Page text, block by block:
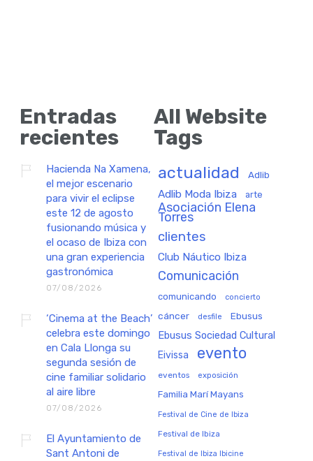
Entradas
recientes
Hacienda Na Xamena,
el mejor escenario
para vivir el eclipse
este 12 de agosto
fusionando música y
el ocaso de Ibiza con
una gran experiencia
gastronómica
07/08/2026
‘Cinema at the Beach’
celebra este domingo
en Cala Llonga su
segunda sesión de
cine familiar solidario
al aire libre
07/08/2026
El Ayuntamiento de
Sant Antoni de
All Website
Tags
actualidad Adlib
Adlib Moda Ibiza arte
Asociación Elena
Torres
clientes
Club Náutico Ibiza
Comunicación
comunicando concierto
cáncer desfile Ebusus
Ebusus Sociedad Cultural
Eivissa evento
eventos exposición
Familia Marí Mayans
Festival de Cine de Ibiza
Festival de Ibiza
Festival de Ibiza Ibicine